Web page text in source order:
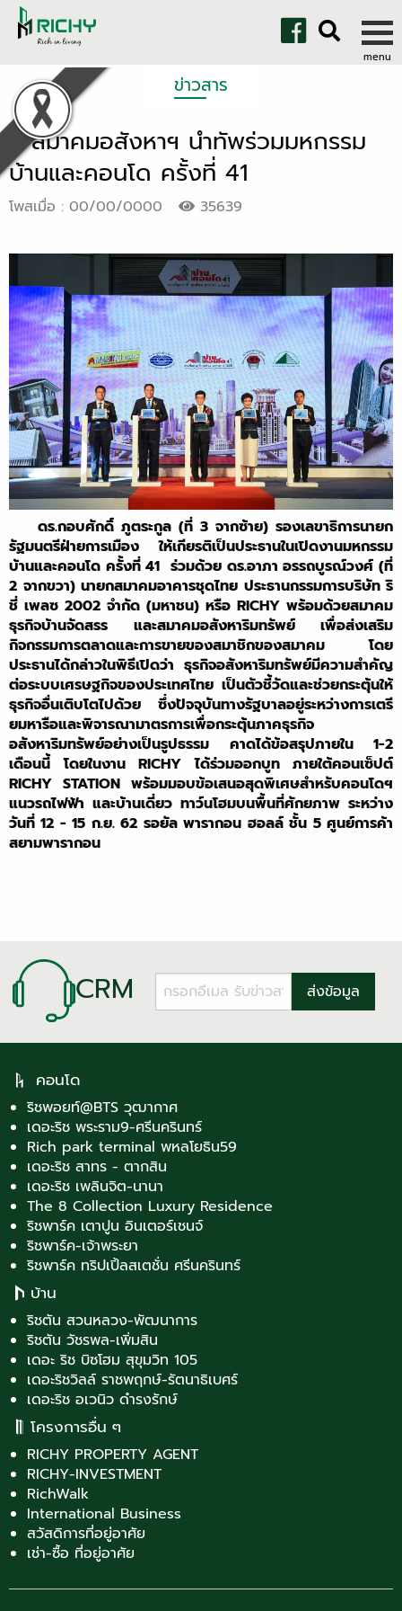
ข่าวสาร
3 สมาคมอสังหาฯ นำทัพร่วมมหกรรม
บ้านและคอนโด ครั้งที่ 41
โพสเมื่อ : 00/00/0000 35639
ดร.กอบศักดิ์ ภูตระกูล (ที่ 3 จากซ้าย) รองเลขาธิการนายก
รัฐมนตรีฝ่ายการเมือง ให้เกียรติเป็นประธานในเปิดงานมหกรรม
บ้านและคอนโด ครั้งที่ 41 ร่วมด้วย ดร.อาภา อรรถบูรณ์วงศ์ (ที่
2 จากขวา) นายกสมาคมอาคารชุดไทย ประธานกรรมการบริษัท ริ
ชี่ เพลซ 2002 จำกัด (มหาชน) หรือ RICHY พร้อมด้วยสมาคม
ธุรกิจบ้านจัดสรร และสมาคมอสังหาริมทรัพย์ เพื่อส่งเสริม
กิจกรรมการตลาดและการขายของสมาชิกของสมาคม โดย
ประธานได้กล่าวในพิธีเปิดว่า ธุรกิจอสังหาริมทรัพย์มีความสำคัญ
ต่อระบบเศรษฐกิจของประเทศไทย เป็นตัวชี้วัดและช่วยกระตุ้นให้
ธุรกิจอื่นเติบโตไปด้วย ซึ่งปัจจุบันทางรัฐบาลอยู่ระหว่างการเตรี
ยมหารือและพิจารณามาตรการเพื่อกระตุ้นภาคธุรกิจ
อสังหาริมทรัพย์อย่างเป็นรูปธรรม คาดได้ข้อสรุปภายใน 1-2
เดือนนี้ โดยในงาน RICHY ได้ร่วมออกบูท ภายใต้คอนเซ็ปต์
RICHY STATION พร้อมมอบข้อเสนอสุดพิเศษสำหรับคอนโดฯ
แนวรถไฟฟ้า และบ้านเดี่ยว ทาว์นโฮมบนพื้นที่ศักยภาพ ระหว่าง
วันที่ 12 - 15 ก.ย. 62 รอยัล พารากอน ฮอลล์ ชั้น 5 ศูนย์การค้า
สยามพารากอน
CRM
คอนโด
ริชพอยท์@BTS วุฒากาศ
เดอะริช พระราม9-ศรีนครินทร์
Rich park terminal พหลโยธิน59
เดอะริช สาทร - ตากสิน
เดอะริช เพลินจิต-นานา
The 8 Collection Luxury Residence
ริชพาร์ค เตาปูน อินเตอร์เชนจ์
ริชพาร์ค-เจ้าพระยา
ริชพาร์ค ทริปเปิ้ลสเตชั่น ศรีนครินทร์
บ้าน
ริชตัน สวนหลวง-พัฒนาการ
ริชตัน วัชรพล-เพิ่มสิน
เดอะ ริช บิซโฮม สุขุมวิท 105
เดอะริชวิลล์ ราชพฤกษ์-รัตนาธิเบศร์
เดอะริช อเวนิว ดำรงรักษ์
โครงการอื่น ๆ
RICHY PROPERTY AGENT
RICHY-INVESTMENT
RichWalk
International Business
สวัสดิการที่อยู่อาศัย
เช่า-ซื้อ ที่อยู่อาศัย